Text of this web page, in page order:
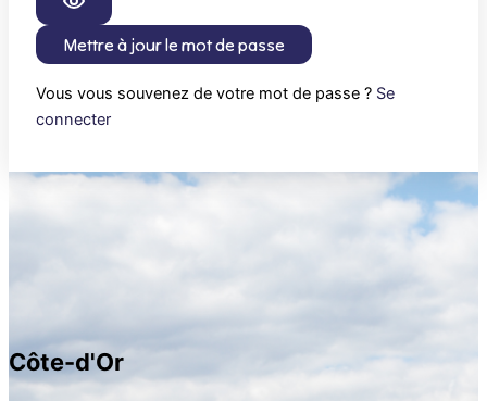
Mettre à jour le mot de passe
Vous vous souvenez de votre mot de passe ? Se
connecter
Côte-d'Or